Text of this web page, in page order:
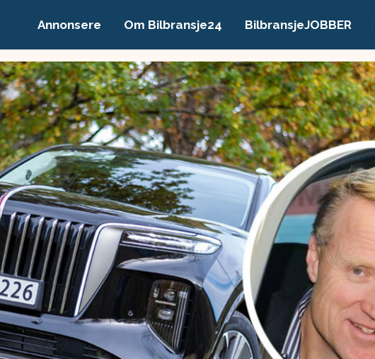
Annonsere Om Bilbransje24 BilbransjeJOBBER